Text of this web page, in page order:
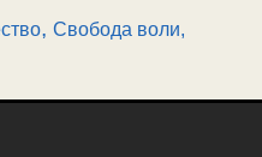
,Свобода воли,